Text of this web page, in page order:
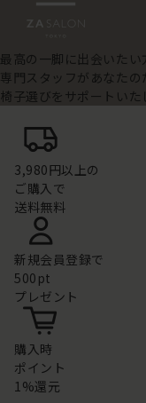
最高の一脚に出会いたい
専門スタッフがあなたの
椅子選びをサポートいた
3,980円以上の
ご購入で
送料無料
新規会員登録で
500pt
プレゼント
購入時
ポイント
1%還元